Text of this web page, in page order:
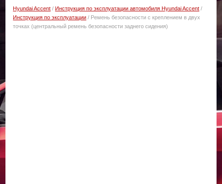
Hyundai Accent /Инструкция по эксплуатации автомобиля Hyundai Accent /
Инструкция по эксплуатации / Ремень безопасности с креплением в двух
точках (центральный ремень безопасности заднего сидения)